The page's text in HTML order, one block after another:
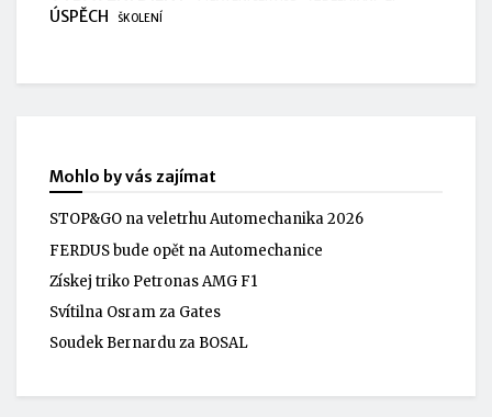
ÚSPĚCH ŠKOLENÍ
Mohlo by vás zajímat
STOP&GO na veletrhu Automechanika 2026
FERDUS bude opět na Automechanice
Získej triko Petronas AMG F1
Svítilna Osram za Gates
Soudek Bernardu za BOSAL